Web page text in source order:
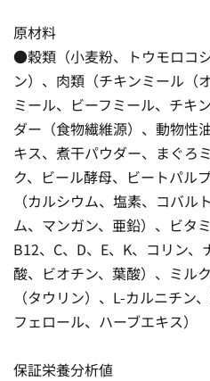
原材料
●穀類（小麦粉、トウモロコ
ン）、肉類（チキンミール（
ミール、ビーフミール、チキ
ダー（食物繊維源）、動物性
キス、煮干パウダー、まぐろ
ク、ビール酵母、ビートパル
（カルシウム、塩素、コバ
ム、マンガン、亜鉛）、ビタ
B12、C、D、E、K、コリン
酸、ビオチン、葉酸）、ミル
（タウリン）、L-カルニチン
フェロール、ハーブエキス）
保証栄養分析値